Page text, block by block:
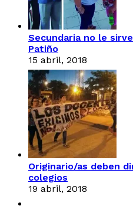
Secundaria no le
Patiño
15 abril, 2018
Originario/as deben
colegios
19 abril, 2018